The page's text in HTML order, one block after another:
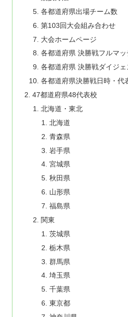
各都道府県出場チーム数
第103回大会組み合わせ
大会ホームページ
各都道府県 決勝戦フルマ
各都道府県 決勝戦ダイジ
各都道府県決勝戦日時・代
47都道府県48代表校
北海道・東北
北海道
青森県
岩手県
宮城県
秋田県
山形県
福島県
関東
茨城県
栃木県
群馬県
埼玉県
千葉県
東京都